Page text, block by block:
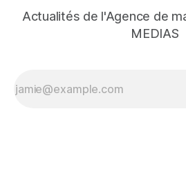
Actualités de l'Agence de
MEDIAS